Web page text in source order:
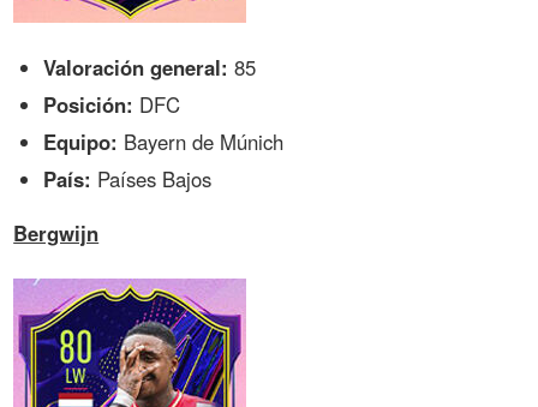
Valoración general: 85
Posición: DFC
Equipo: Bayern de Múnich
País: Países Bajos
Bergwijn